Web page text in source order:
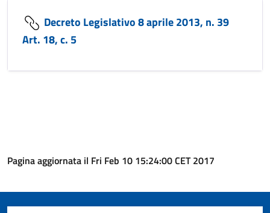
Decreto Legislativo 8 aprile 2013, n. 39
Art. 18, c. 5
Pagina aggiornata il Fri Feb 10 15:24:00 CET 2017